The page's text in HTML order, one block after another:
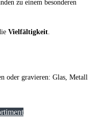
zu einem besonderen
Vielfältigkeit.
oder gravieren: Glas, Metall